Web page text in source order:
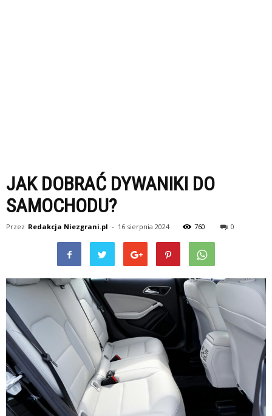
JAK DOBRAĆ DYWANIKI DO
SAMOCHODU?
Przez Redakcja Niezgrani.pl - 16 sierpnia 2024 760 0